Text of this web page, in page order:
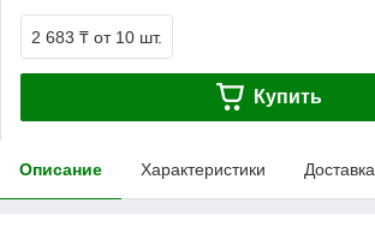
2 683 ₸ от 10 шт.
Купить
Описание Характеристики Доставка